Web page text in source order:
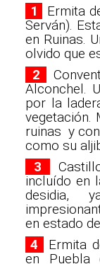
1
Ermita
Serván).
en Ruinas.
olvido que
2
Alconchel.
por la
vegetación.
ruinas y
como su
3
incluído en
desidia,
en estado
4
Ermita
en Puebla